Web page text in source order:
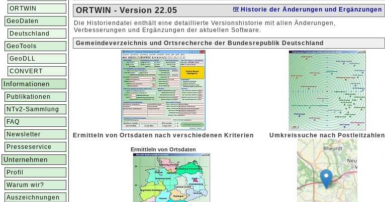
ORTWIN
GeoDaten
Deutschland
GeoTools
GeoDLL
CONVERT
Informationen
Publikationen
NTv2-Sammlung
FAQ
Newsletter
Presseservice
Unternehmen
Profil
Warum wir?
Auszeichnungen
ORTWIN - Version 22.05
Historie der Änderungen und Ergänzungen
Die Historiendatei enthält eine detaillierte Versionshistorie mit allen Änderungen,
Verbesserungen und Ergänzungen der aktuellen Software.
Gemeindeverzeichnis und Ortsrecherche der Bundesrepublik Deutschland
Ermitteln von Ortsdaten nach verschiedenen Kriterien
Ermittleln von Ortsdaten
Umkreissuche nach Postleitzahlen